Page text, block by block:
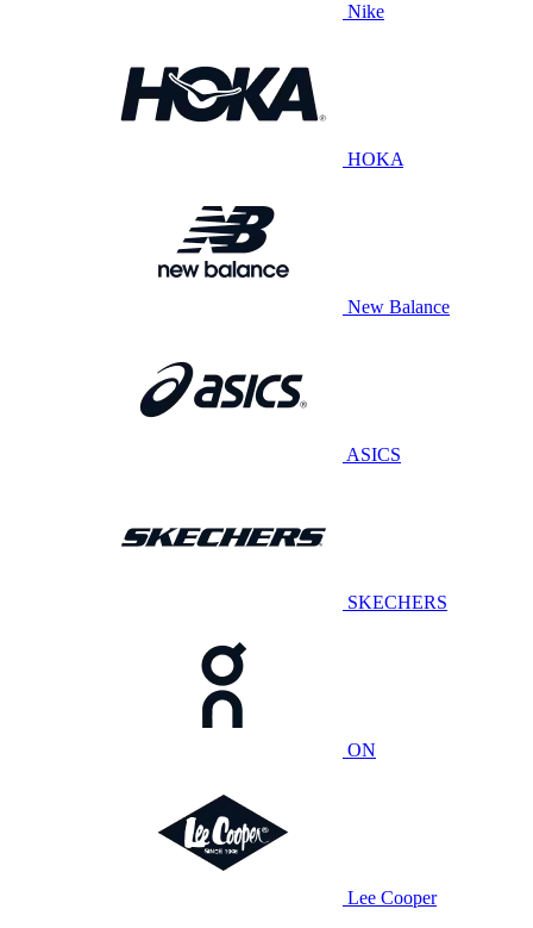
Nike
HOKA
New Balance
ASICS
SKECHERS
ON
Lee Cooper